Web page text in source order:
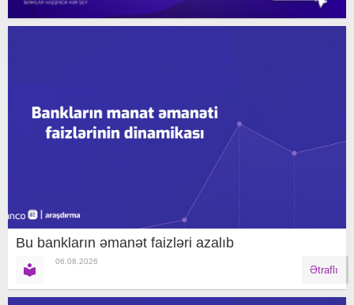
Bu bankların əmanət faizləri azalıb
06.08.2026
Ətraflı